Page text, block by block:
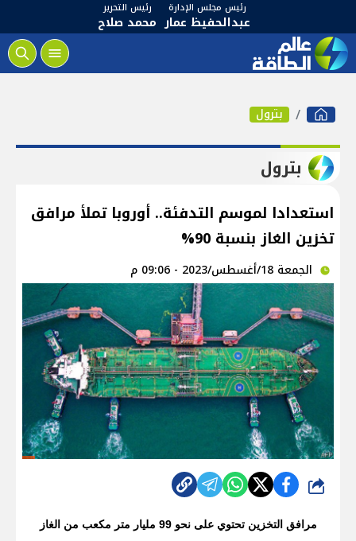
رئيس مجلس الإدارة
عبدالحفيظ عمار
رئيس التحرير
محمد صلاح
بترول
بترول
استعدادا لموسم التدفئة.. أوروبا تملأ مرافق
تخزين الغاز بنسبة 90%
الجمعة 18/أغسطس/2023 - 09:06 م
شارك
مرافق التخزين تحتوي على نحو 99 مليار متر مكعب من الغاز